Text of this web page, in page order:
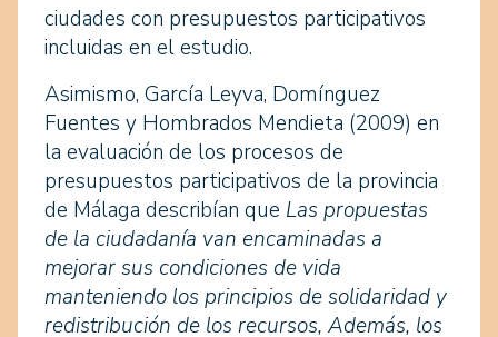
ciudades con presupuestos participativos
incluidas en el estudio.
Asimismo, García Leyva, Domínguez
Fuentes y Hombrados Mendieta (2009) en
la evaluación de los procesos de
presupuestos participativos de la provincia
de Málaga describían que Las propuestas
de la ciudadanía van encaminadas a
mejorar sus condiciones de vida
manteniendo los principios de solidaridad y
redistribución de los recursos, Además, los